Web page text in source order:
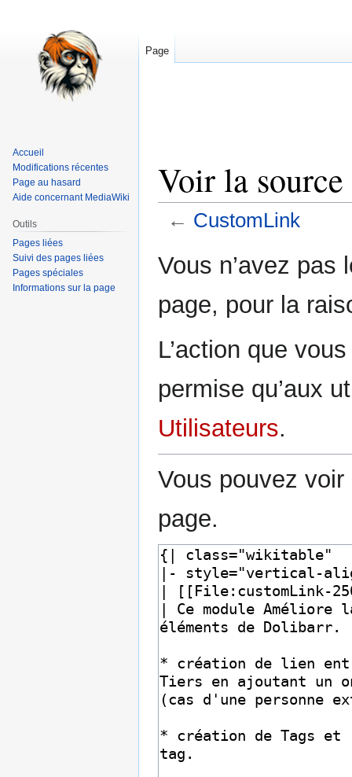
Voir la
← CustomLink
à
navigation
à
recherche
Vous n’avez pas
page, pour la
L’action que
permise qu’aux
Utilisateurs.
Vous pouvez
page.
Page
Accueil
Modifications récentes
Page au hasard
Aide concernant MediaWiki
Outils
Pages liées
Suivi des pages liées
Pages spéciales
Informations sur la page